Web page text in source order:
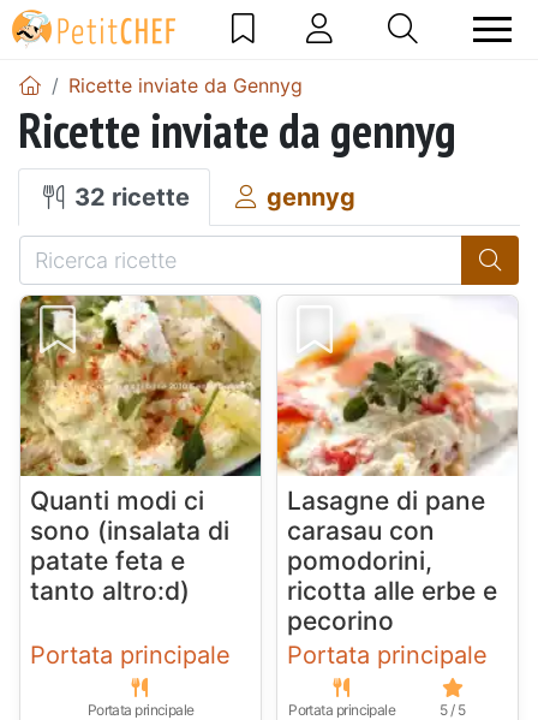
Ricette inviate da Gennyg
Ricette inviate da gennyg
32 ricette gennyg
Quanti modi ci
sono (insalata di
patate feta e
tanto altro:d)
Portata principale
Portata principale
Lasagne di pane
carasau con
pomodorini,
ricotta alle erbe e
pecorino
Portata principale
Portata principale 5 / 5